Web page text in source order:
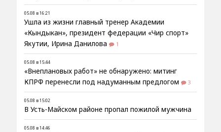
05.08 в 16:21
Ушла из жизни главный тренер Академии
«Кындыкан», президент федерации «Чир спорт»
Якутии, Ирина Данилова
1
05.08 в 15:44
«Внеплановых работ» не обнаружено: митинг
КПРФ перенесли под надуманным предлогом
3
05.08 в 15:02
В Усть-Майском районе пропал пожилой мужчина
05.08 в 14:46